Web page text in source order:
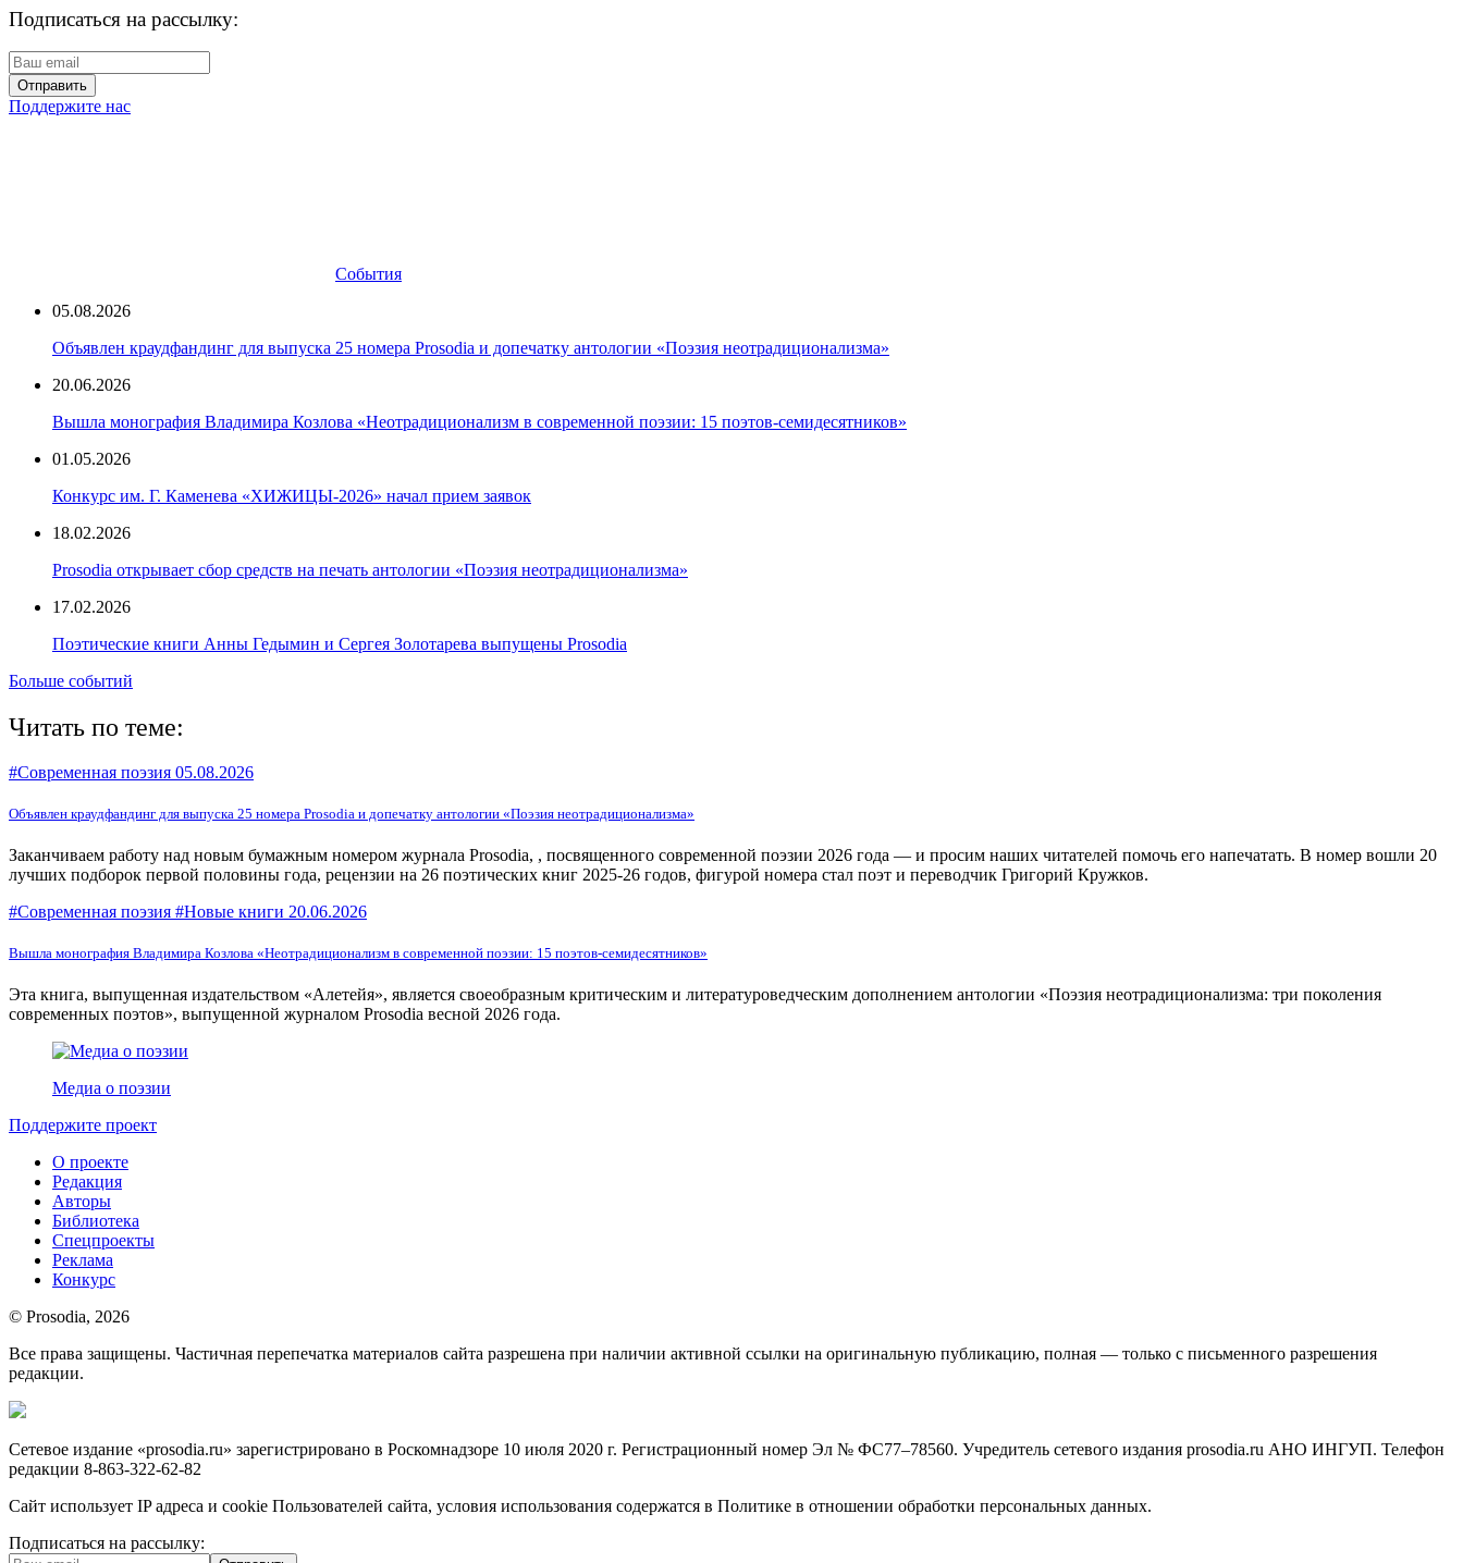
Подписаться на рассылку:
Отправить
Поддержите нас
События
05.08.2026
Объявлен краудфандинг для выпуска 25 номера Prosodia и допечатку антологии «Поэзия неотрадиционализма»
20.06.2026
Вышла монография Владимира Козлова «Неотрадиционализм в современной поэзии: 15 поэтов-семидесятников»
01.05.2026
Конкурс им. Г. Каменева «ХИЖИЦЫ-2026» начал прием заявок
18.02.2026
Prosodia открывает сбор средств на печать антологии «Поэзия неотрадиционализма»
17.02.2026
Поэтические книги Анны Гедымин и Сергея Золотарева выпущены Prosodia
Больше событий
Читать по теме:
#Современная поэзия 05.08.2026
Объявлен краудфандинг для выпуска 25 номера Prosodia и допечатку антологии «Поэзия неотрадиционализма»
Заканчиваем работу над новым бумажным номером журнала Prosodia, , посвященного современной поэзии 2026 года — и просим наших читателей помочь его напечатать. В номер вошли 20
лучших подборок первой половины года, рецензии на 26 поэтических книг 2025-26 годов, фигурой номера стал поэт и переводчик Григорий Кружков.
#Современная поэзия #Новые книги 20.06.2026
Вышла монография Владимира Козлова «Неотрадиционализм в современной поэзии: 15 поэтов-семидесятников»
Эта книга, выпущенная издательством «Алетейя», является своеобразным критическим и литературоведческим дополнением антологии «Поэзия неотрадиционализма: три поколения
современных поэтов», выпущенной журналом Prosodia весной 2026 года.
Медиа о поэзии
Поддержите проект
О проекте
Редакция
Авторы
Библиотека
Спецпроекты
Реклама
Конкурс
© Prosodia, 2026
Все права защищены. Частичная перепечатка материалов сайта разрешена при наличии активной ссылки на оригинальную публикацию, полная — только с письменного разрешения
редакции.
Сетевое издание «prosodia.ru» зарегистрировано в Роскомнадзоре 10 июля 2020 г. Регистрационный номер Эл № ФС77–78560. Учредитель сетевого издания prosodia.ru АНО ИНГУП. Телефон
редакции 8-863-322-62-82
Сайт использует IP адреса и cookie Пользователей сайта, условия использования содержатся в Политике в отношении обработки персональных данных.
Подписаться на рассылку: